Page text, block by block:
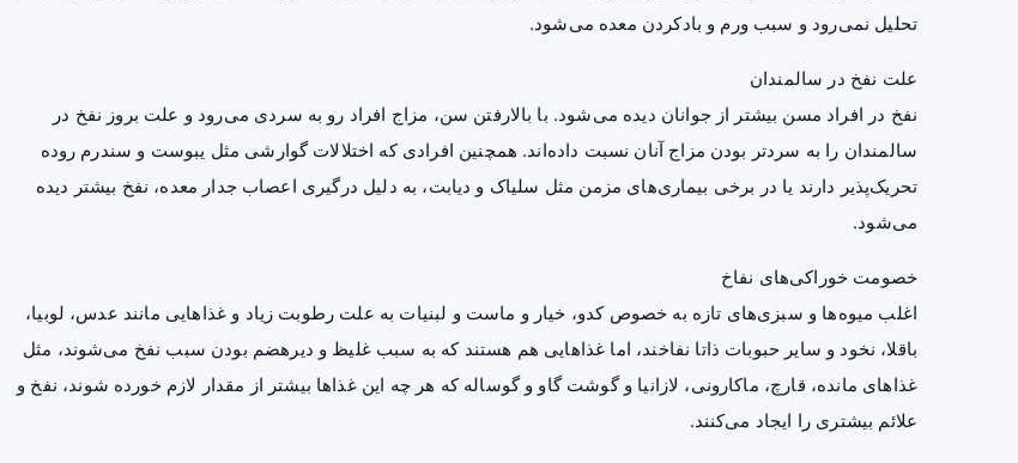
تحلیل نمی‌رود و سبب ورم و بادکردن معده می‌شود.
علت نفخ در سالمندان
نفخ در افراد مسن بیشتر از جوانان دیده می‌شود. با بالارفتن سن، مزاج افراد رو به سردی می‌رود و علت بروز نفخ در
سالمندان را به سردتر بودن مزاج آنان نسبت داده‌اند. همچنین افرادی که اختلالات گوارشی مثل یبوست و سندرم روده
تحریک‌پذیر دارند یا در برخی بیماری‌های مزمن مثل سلیاک و دیابت، به دلیل درگیری اعصاب جدار معده، نفخ بیشتر دیده
می‌شود.
خصومت خوراکی‌های نفاخ
اغلب میوه‌ها و سبزی‌های تازه به‌ خصوص کدو، خیار و ماست و لبنیات به علت رطوبت زیاد و غذاهایی مانند عدس، لوبیا،
باقلا، نخود و سایر حبوبات ذاتا نفاخند، اما غذاهایی هم هستند که به سبب غلیظ و دیرهضم بودن سبب نفخ می‌شوند، مثل
غذاهای مانده، قارچ، ماکارونی، لازانیا و گوشت گاو و گوساله که هر چه این غذاها بیشتر از مقدار لازم خورده شوند، نفخ و
علائم بیشتری را ایجاد می‌کنند.